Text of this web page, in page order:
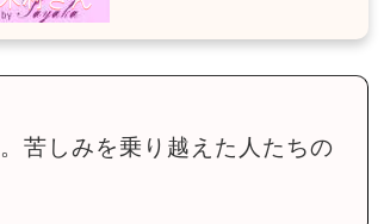
苦しみを乗り越えた人たちの